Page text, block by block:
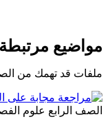
مواضيع مرتبطة
ملفات قد تهمك من
الصف الرابع علوم